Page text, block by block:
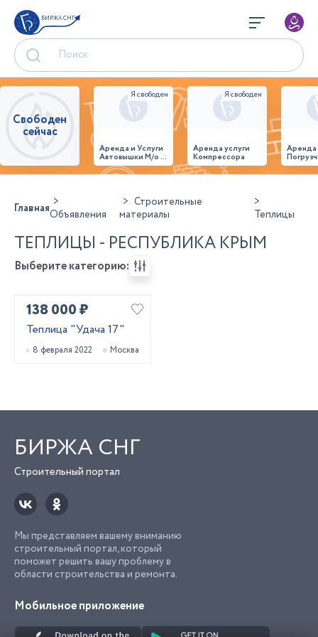
БИРЖА СНГ
Свободен
сейчас
Аренда и Услуги
Автовышки М/о г.
Домодедово
26,28,32 место
Аренда услуги
Компрессора
ГлавнаяОбъявления
Строительные
материалы
Теплицы
ТЕПЛИЦЫ - РЕСПУБЛИКА КРЫМ
Выберите категорию:
138 000 ₽
Теплица "Удача 17"
8 февраля 2022 Москва
БИРЖА СНГ
Строительный портал
Мы представляем вашему вниманию
строительный портал, который
поможет решить вашу проблему в
области строительства и ремонта.
Мобильное приложение